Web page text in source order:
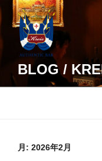
コ
BLOG /
月: 2026年2月